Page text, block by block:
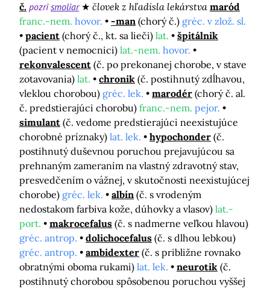
č. pozrismoliar človek z hľadisla lekárstva maród
franc.-nem. hovor. -man (chorý č.) gréc. v zlož. sl.
pacient (chorý č., kt. sa lieči) lat.
špitálnik
(pacient v nemocnici) lat.-nem. hovor.
rekonvalescent (č. po prekonanej chorobe, v stave
zotavovania) lat. chronik (č. postihnutý zdĺhavou,
vleklou chorobou) gréc. lek. marodér (chorý č. al.
č. predstierajúci chorobu) franc.-nem. pejor.
simulant (č. vedome predstierajúci neexistujúce
chorobné príznaky) lat. lek. hypochonder (č.
postihnutý duševnou poruchou prejavujúcou sa
prehnaným zameraním na vlastný zdravotný stav,
presvedčením o vážnej, v skutočnosti neexistujúcej
chorobe) gréc. lek. albín (č. s vrodeným
nedostakom farbiva kože, dúhovky a vlasov) lat.-
port.
makrocefalus (č. s nadmerne veľkou hlavou)
gréc. antrop.
dolichocefalus (č. s dlhou lebkou)
gréc. antrop.
ambidexter (č. s približne rovnako
obratnými oboma rukami) lat. lek. neurotik (č.
postihnutý chorobou spôsobenou poruchou vyššej